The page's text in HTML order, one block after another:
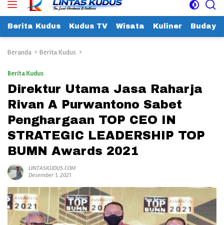
konten
Berita Kudus Kudus TV Wisata Kuliner Budaya
Beranda Berita Kudus
Berita Kudus
Direktur Utama Jasa Raharja
Rivan A Purwantono Sabet
Penghargaan TOP CEO IN
STRATEGIC LEADERSHIP TOP
BUMN Awards 2021
LINTASKUDUS.COM
Desember 1, 2021